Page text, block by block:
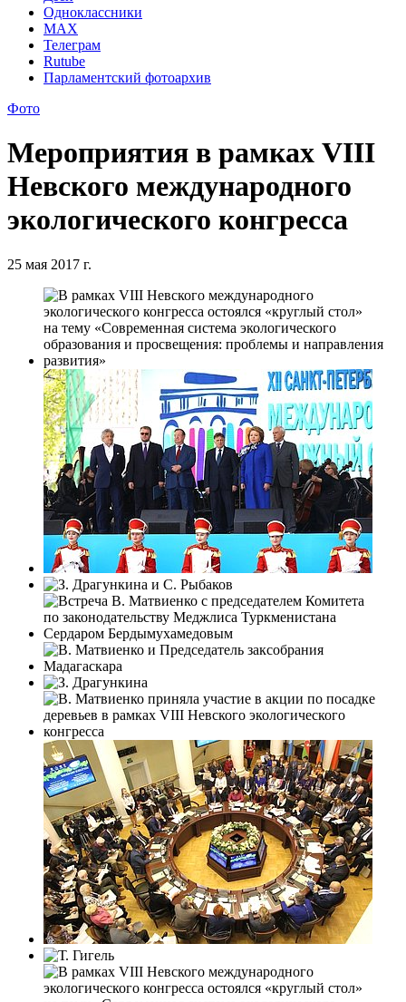
Одноклассники
MAX
Телеграм
Rutube
Парламентский фотоархив
Фото
Мероприятия в рамках VIII
Невского международного
экологического конгресса
25 мая 2017 г.